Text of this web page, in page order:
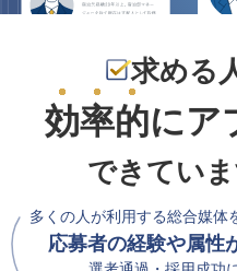
求める
効率的にア
できてい
多くの人が利用する総合媒体
応募者の経験や属性